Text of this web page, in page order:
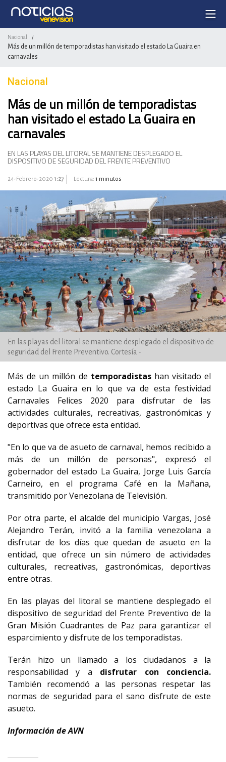
Nacional /
Más de un millón de temporadistas han visitado el estado La Guaira en
carnavales
Nacional
Más de un millón de temporadistas
han visitado el estado La Guaira en
carnavales
EN LAS PLAYAS DEL LITORAL SE MANTIENE DESPLEGADO EL
DISPOSITIVO DE SEGURIDAD DEL FRENTE PREVENTIVO
24-Febrero-2020 1:27 Lectura: 1 minutos
En las playas del litoral se mantiene desplegado el dispositivo de
seguridad del Frente Preventivo. Cortesía -
Más de un millón de temporadistashan visitado el
estado La Guaira en lo que va de esta festividad
Carnavales Felices 2020 para disfrutar de las
actividades culturales, recreativas, gastronómicas y
deportivas que ofrece esta entidad.
"En lo que va de asueto de carnaval, hemos recibido a
más de un millón de personas", expresó el
gobernador del estado La Guaira, Jorge Luis García
Carneiro, en el programa Café en la Mañana,
transmitido por Venezolana de Televisión.
Por otra parte, el alcalde del municipio Vargas, José
Alejandro Terán, invitó a la familia venezolana a
disfrutar de los días que quedan de asueto en la
entidad, que ofrece un sin número de actividades
culturales, recreativas, gastronómicas, deportivas
entre otras.
En las playas del litoral se mantiene desplegado el
dispositivo de seguridad del Frente Preventivo de la
Gran Misión Cuadrantes de Paz para garantizar el
esparcimiento y disfrute de los temporadistas.
Terán hizo un llamado a los ciudadanos a la
responsabilidad y a disfrutar con conciencia.
También recomendó a las personas respetar las
normas de seguridad para el sano disfrute de este
asueto.
Información de AVN